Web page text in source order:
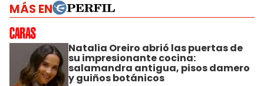
MÁS EN
Natalia Oreiro abrió las puertas de
su impresionante cocina:
salamandra antigua, pisos damero
y guiños botánicos